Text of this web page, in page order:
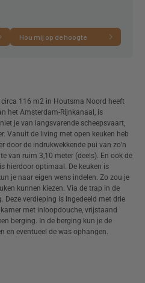
Hou mij op de hoogte
116 m2 in Houtsma Noord heeft
het Amsterdam-Rijnkanaal, is
je van langsvarende scheepsvaart,
Vanuit de living met open keuken heb
door de indrukwekkende pui van zo’n
van ruim 3,10 meter (deels). En ook de
hierdoor optimaal. De keuken is
je naar eigen wens indelen. Zo zou je
kunnen kiezen. Via de trap in de
Deze verdieping is ingedeeld met drie
met inloopdouche, vrijstaand
berging. In de berging kun je de
en eventueel de was ophangen.